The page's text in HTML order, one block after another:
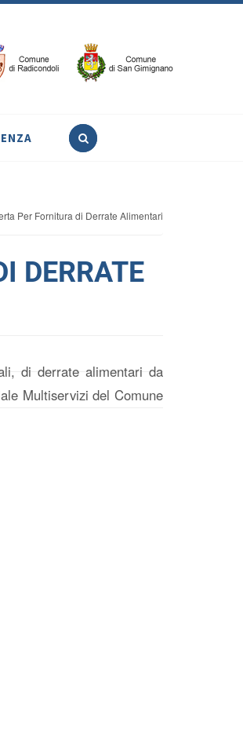
Per Fornitura di Derrate Alimentari
DERRATE
di derrate alimentari da
Multiservizi del Comune